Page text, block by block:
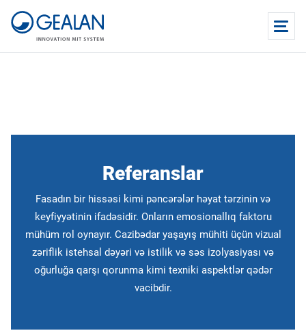
Referanslar
Fasadın bir hissəsi kimi pəncərələr həyat tərzinin və
keyfiyyətinin ifadəsidir. Onların emosionallıq faktoru
mühüm rol oynayır. Cazibədar yaşayış mühiti üçün vizual
zəriflik istehsal dəyəri və istilik və səs izolyasiyası və
oğurluğa qarşı qorunma kimi texniki aspektlər qədər
vacibdir.